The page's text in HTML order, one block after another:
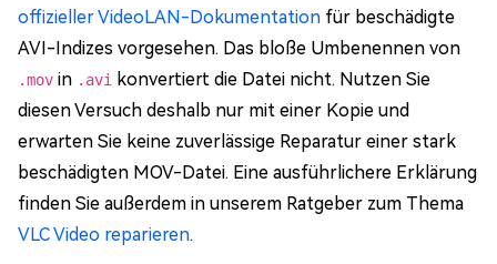
offizieller VideoLAN-Dokumentation für beschädigte
AVI-Indizes vorgesehen. Das bloße Umbenennen von
.mov in .avi konvertiert die Datei nicht. Nutzen Sie
diesen Versuch deshalb nur mit einer Kopie und
erwarten Sie keine zuverlässige Reparatur einer stark
beschädigten MOV-Datei. Eine ausführlichere Erklärung
finden Sie außerdem in unserem Ratgeber zum Thema
VLC Video reparieren.